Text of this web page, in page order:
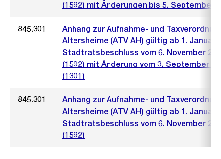
(1592) mit Änderungen bis 5. September
845.301
Anhang zur Aufnahme- und
Altersheime (ATV AH) gültig ab 1. Januar
Stadtratsbeschluss vom 6. November
(1592) mit Änderung vom 3. September
(1301)
845.301
Anhang zur Aufnahme- und
Altersheime (ATV AH) gültig ab 1. Januar
Stadtratsbeschluss vom 6. November
(1592)